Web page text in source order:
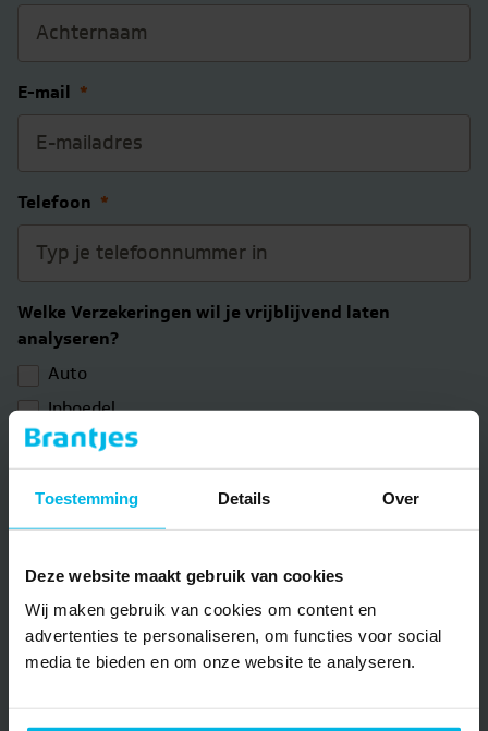
Toestemming Details Over
Deze website maakt gebruik van cookies
Wij maken gebruik van cookies om content en
advertenties te personaliseren, om functies voor social
media te bieden en om onze website te analyseren.
E-mail *
Telefoon *
Welke Verzekeringen wil je vrijblijvend laten
analyseren?
Auto
Inboedel
Woonhuis
Aansprakelijkheid
Rechtsbijstand
Overlijdensrisicoverzekering
Bericht